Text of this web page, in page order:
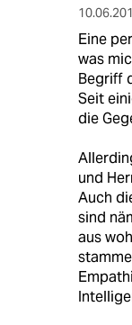
Eine
was
Begriff
Seit
die
und
Auch
sind
aus